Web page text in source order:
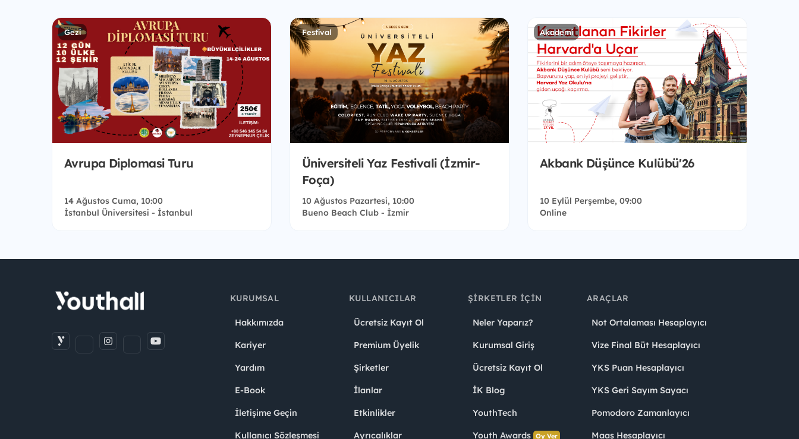
Gezi
Avrupa Diplomasi Turu
14 Ağustos Cuma, 10:00
İstanbul Üniversitesi - İstanbul
Festival
Üniversiteli Yaz Festivali (İzmir-
Foça)
10 Ağustos Pazartesi, 10:00
Bueno Beach Club - İzmir
Akademi
Akbank Düşünce Kulübü'26
10 Eylül Perşembe, 09:00
Online
KURUMSAL
Hakkımızda
Kariyer
Yardım
E-Book
İletişime Geçin
Kullanıcı Sözleşmesi
KULLANICILAR
Ücretsiz Kayıt Ol
Premium Üyelik
Şirketler
İlanlar
Etkinlikler
Ayrıcalıklar
ŞIRKETLER İÇIN
Neler Yaparız?
Kurumsal Giriş
Ücretsiz Kayıt Ol
İK Blog
YouthTech
Youth Awards Oy Ver
ARAÇLAR
Not Ortalaması Hesaplayıcı
Vize Final Büt Hesaplayıcı
YKS Puan Hesaplayıcı
YKS Geri Sayım Sayacı
Pomodoro Zamanlayıcı
Maaş Hesaplayıcı